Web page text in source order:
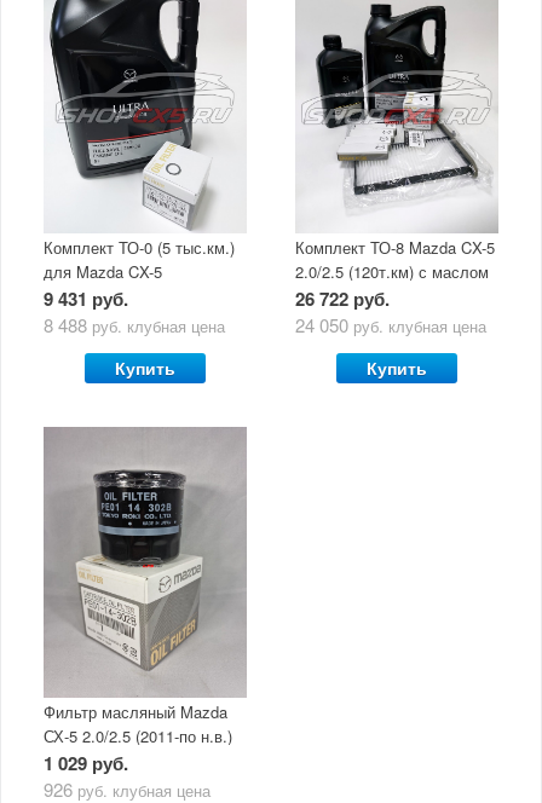
Комплект ТО-0 (5 тыс.км.)
для Mazda CX-5
(двигатель 2.0/2.5) с
маслом Mazda Original Oil
9 431 руб.
8 488 руб. клубная цена
Купить
Комплект ТО-8 Mazda CX-5
2.0/2.5 (120т.км) с маслом
Mazda Original Oil Ultra
5W30
26 722 руб.
24 050 руб. клубная цена
Купить
Фильтр масляный Mazda
СХ-5 2.0/2.5 (2011-по н.в.)
1 029 руб.
926 руб. клубная цена